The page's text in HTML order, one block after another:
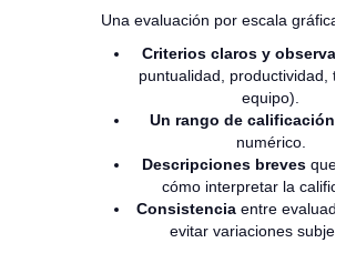
Una evaluación por escala gráfica
Criterios claros y
puntualidad, productividad,
equipo).
Un rango de calificación
numérico.
Descripciones breves que
cómo interpretar la
Consistencia entre
evitar variaciones